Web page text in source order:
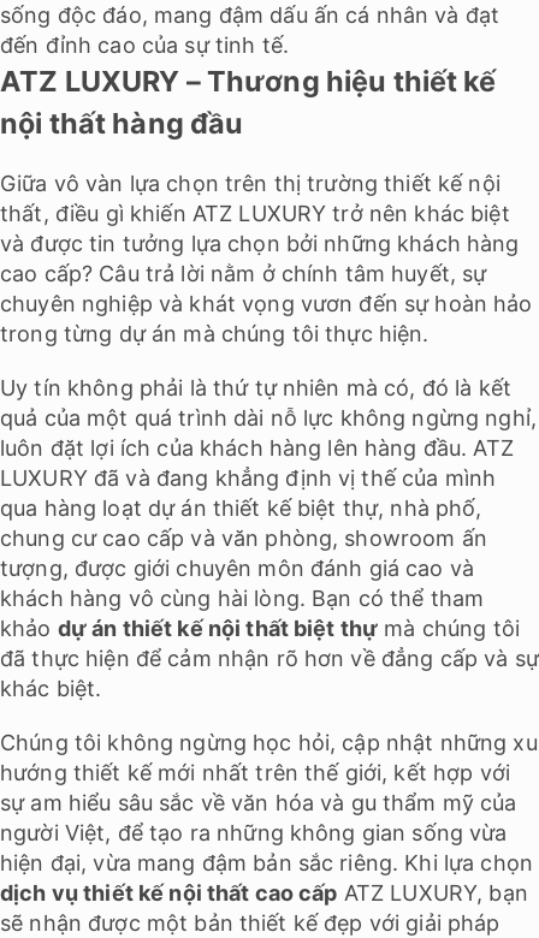
sống độc đáo, mang đậm dấu ấn cá nhân và đạt
đến đỉnh cao của sự tinh tế.
ATZ LUXURY – Thương hiệu thiết kế
nội thất hàng đầu
Giữa vô vàn lựa chọn trên thị trường thiết kế nội
thất, điều gì khiến ATZ LUXURY trở nên khác biệt
và được tin tưởng lựa chọn bởi những khách hàng
cao cấp? Câu trả lời nằm ở chính tâm huyết, sự
chuyên nghiệp và khát vọng vươn đến sự hoàn hảo
trong từng dự án mà chúng tôi thực hiện.
Uy tín không phải là thứ tự nhiên mà có, đó là kết
quả của một quá trình dài nỗ lực không ngừng nghỉ,
luôn đặt lợi ích của khách hàng lên hàng đầu. ATZ
LUXURY đã và đang khẳng định vị thế của mình
qua hàng loạt dự án thiết kế biệt thự, nhà phố,
chung cư cao cấp và văn phòng, showroom ấn
tượng, được giới chuyên môn đánh giá cao và
khách hàng vô cùng hài lòng. Bạn có thể tham
khảo dự án thiết kế nội thất biệt thự mà chúng tôi
đã thực hiện để cảm nhận rõ hơn về đẳng cấp và sự
khác biệt.
Chúng tôi không ngừng học hỏi, cập nhật những xu
hướng thiết kế mới nhất trên thế giới, kết hợp với
sự am hiểu sâu sắc về văn hóa và gu thẩm mỹ của
người Việt, để tạo ra những không gian sống vừa
hiện đại, vừa mang đậm bản sắc riêng. Khi lựa chọn
dịch vụ thiết kế nội thất cao cấp ATZ LUXURY, bạn
sẽ nhận được một bản thiết kế đẹp với giải pháp